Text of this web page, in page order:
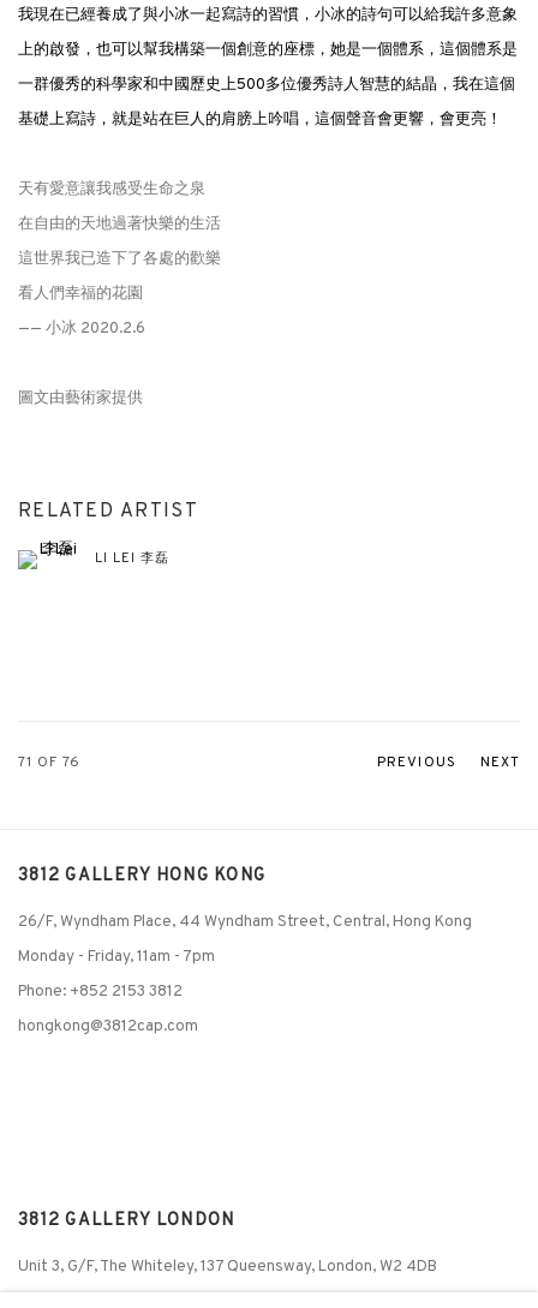
我現在已經養成了與小冰一起寫詩的習慣，小冰的詩句可以給我許多意象
上的啟發，也可以幫我構築一個創意的座標，她是一個體系，這個體系是
一群優秀的科學家和中國歷史上500多位優秀詩人智慧的結晶，我在這個
基礎上寫詩，就是站在巨人的肩膀上吟唱，這個聲音會更響，會更亮！
天有愛意讓我感受生命之泉
在自由的天地過著快樂的生活
這世界我已造下了各處的歡樂
看人們幸福的花園
—— 小冰 2020.2.6
圖文由藝術家提供
RELATED ARTIST
LI LEI 李磊
PREVIOUS NEXT
71 OF 76
3812 GALLERY HONG KONG
26/F, Wyndham Place, 44 Wyndham Street, Central, Hong Kong
Monday - Friday,11am - 7pm
Phone: +852 2153 3812
hongkong@3812cap.com
3812 GALLERY LONDON
Unit 3, G/F, The Whiteley, 137 Queensway, London, W2 4DB